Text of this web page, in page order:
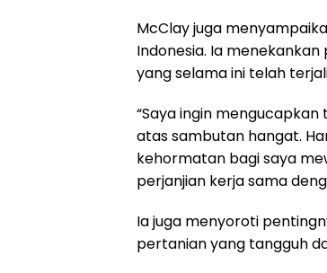
McClay juga
Indonesia. Ia
yang selama ini telah
“Saya ingin
atas sambutan hangat.
kehormatan bagi saya
perjanjian kerja sama
Ia juga menyoroti
pertanian yang tangguh